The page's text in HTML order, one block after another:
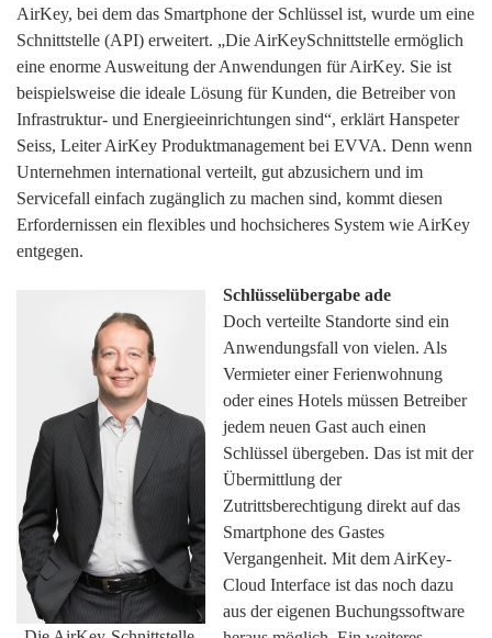
AirKey, bei dem das Smartphone der Schlüssel ist, wurde um eine
Schnittstelle (API) erweitert. „Die AirKeySchnittstelle ermöglich
eine enorme Ausweitung der Anwendungen für AirKey. Sie ist
beispielsweise die ideale Lösung für Kunden, die Betreiber von
Infrastruktur- und Energieeinrichtungen sind“, erklärt Hanspeter
Seiss, Leiter AirKey Produktmanagement bei EVVA. Denn wenn
Unternehmen international verteilt, gut abzusichern und im
Servicefall einfach zugänglich zu machen sind, kommt diesen
Erfordernissen ein flexibles und hochsicheres System wie AirKey
entgegen.
Schlüsselübergabe ade
Doch verteilte Standorte sind ein
Anwendungsfall von vielen. Als
Vermieter einer Ferienwohnung
oder eines Hotels müssen Betreiber
jedem neuen Gast auch einen
Schlüssel übergeben. Das ist mit der
Übermittlung der
Zutrittsberechtigung direkt auf das
Smartphone des Gastes
Vergangenheit. Mit dem AirKey-
Cloud Interface ist das noch dazu
aus der eigenen Buchungssoftware